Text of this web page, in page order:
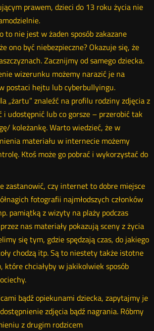
prawem, dzieci do 13 roku życia nie
to nie jest w żaden sposób zakazane
ono być niebezpieczne? Okazuje się, że
Zacznijmy od samego dziecka.
wizerunku możemy narazić je na
postaci hejtu lub cyberbullyingu.
„żartu” znaleźć na profilu rodziny zdjęcia z
i udostępnić lub co gorsze – przerobić tak
koleżankę. Warto wiedzieć, że w
materiału w internecie możemy
Ktoś może go pobrać i wykorzystać do
zastanowić, czy internet to dobre miejsce
fotografii najmłodszych członków
pamiątką z wizyty na plaży podczas
nas materiały pokazują sceny z życia
się tym, gdzie spędzają czas, do jakiego
chodzą itp. Są to niestety także istotne
które chciałyby w jakikolwiek sposób
bądź opiekunami dziecka, zapytajmy je
zdjęcia bądź nagrania. Róbmy
z drugim rodzicem